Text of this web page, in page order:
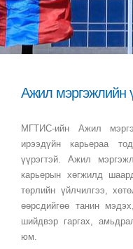
Ажил мэргэжлийн
МГТИС-ийн Ажил
ирээдүйн карьераа
үүрэгтэй. Ажил
карьерын хөгжилд
төрлийн үйлчилгээ,
өөрсдийгөө танин
шийдвэр гаргах,
юм.